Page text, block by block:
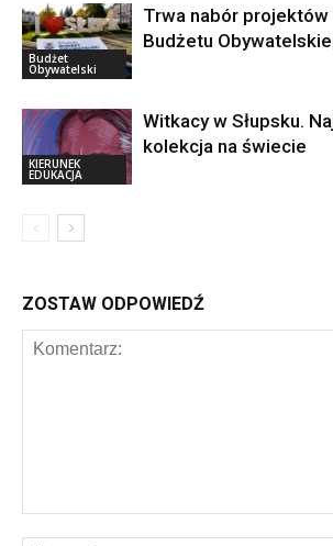
Budżet
Obywatelski
Trwa nabór projektów
Budżetu
KIERUNEK
EDUKACJA
Witkacy w Słupsku.
kolekcja na świecie
ZOSTAW ODPOWIEDŹ